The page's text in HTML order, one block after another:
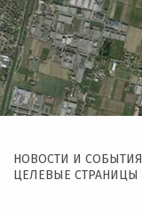
НОВОСТИ И СОБЫТИЯ
ЦЕЛЕВЫЕ СТРАНИЦЫ